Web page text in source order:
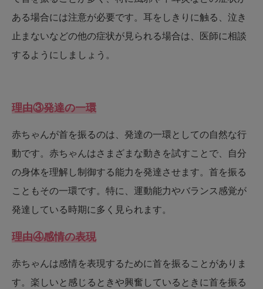
ある場合には注意が必要です。耳をしきりに触る、泣き
止まないなどの他の症状が見られる場合は、医師に相談
するようにしましょう。
理由③発達の一環
赤ちゃんが首を振るのは、発達の一環としての自然な行
動です。赤ちゃんはさまざまな動きを試すことで、自分
の身体を理解し制御する能力を発達させます。首を振る
こともその一環です。特に、運動能力やバランス感覚が
発達している時期に多く見られます。
理由④感情の表現
赤ちゃんは感情を表現するために首を振ることがありま
す。楽しいと感じるときや興奮しているときに首を振る